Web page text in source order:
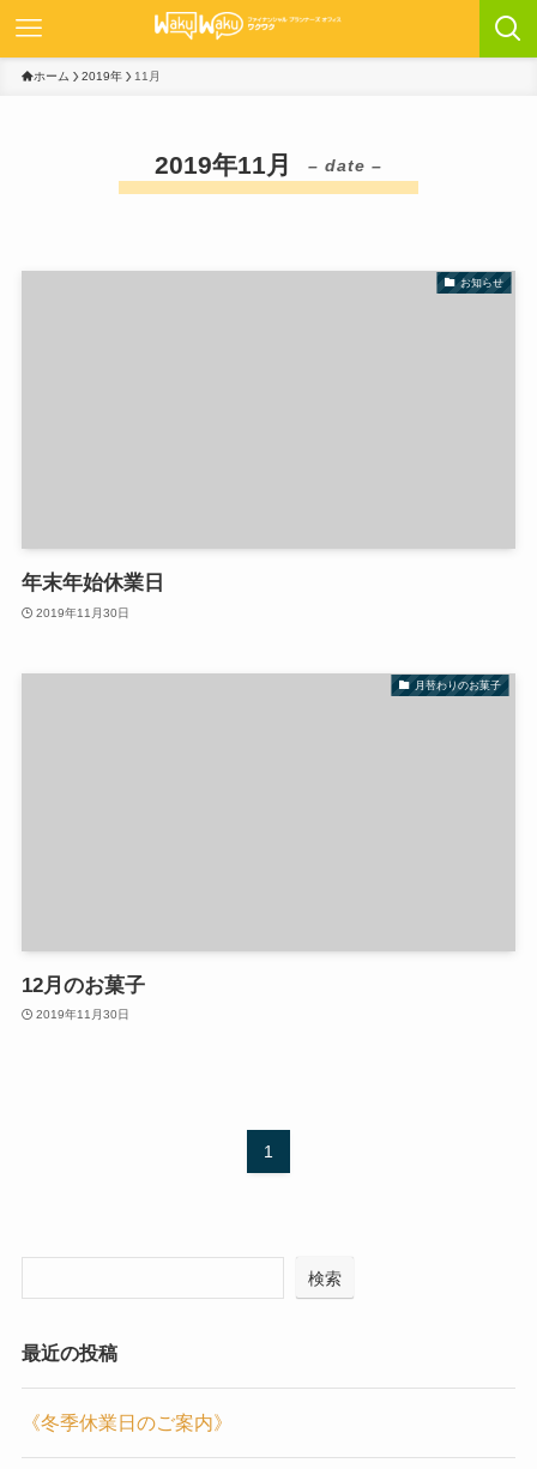
ホーム 2019年 11月
2019年11月 – date –
お知らせ
年末年始休業日
2019年11月30日
月替わりのお菓子
12月のお菓子
2019年11月30日
1
検索
最近の投稿
《冬季休業日のご案内》